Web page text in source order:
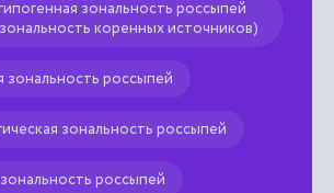
зональность россыпей
коренных источников)
зональность россыпей
зональность россыпей
россыпей